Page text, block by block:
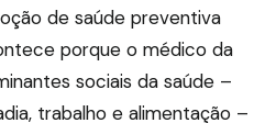
de saúde preventiva
porque o médico da
sociais da saúde –
trabalho e alimentação –